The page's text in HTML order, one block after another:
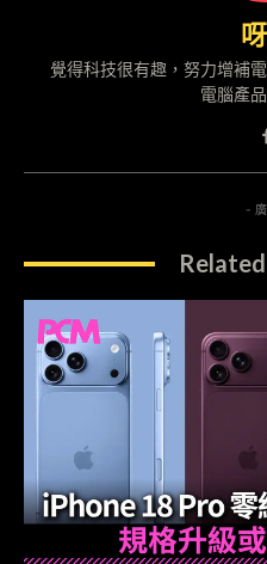
覺得科技很有趣，努力增補
電腦產
-